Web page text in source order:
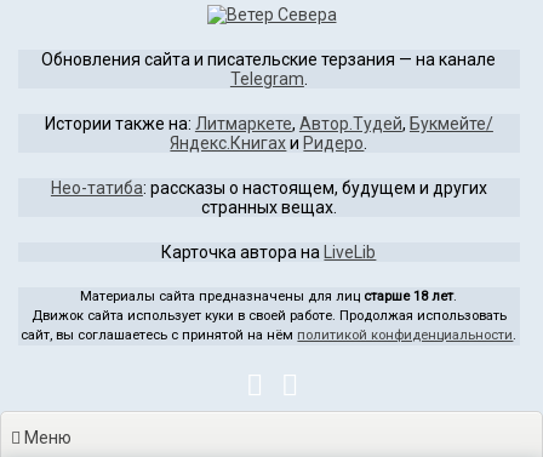
содержимому
Обновления сайта и писательские терзания — на канале
Telegram
Истории также на: Литмаркете, Автор.Тудей, Букмейте/
Яндекс.Книгахи Ридеро
Нео-татиба: рассказы о настоящем, будущем и других
странных вещах.
Карточка автора на LiveLib
Материалы сайта предназначены для лиц старше 18 лет.
Движок сайта использует куки в своей работе. Продолжая использовать
сайт, вы соглашаетесь с принятой на нём политикой конфиденциальности.
Меню